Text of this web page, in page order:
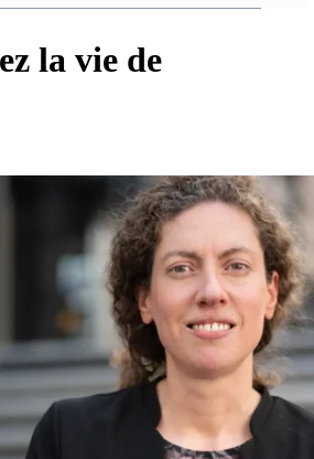
la vie de